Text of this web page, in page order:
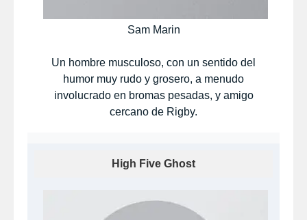
Sam Marin
Un hombre musculoso, con un sentido del
humor muy rudo y grosero, a menudo
involucrado en bromas pesadas, y amigo
cercano de Rigby.
High Five Ghost